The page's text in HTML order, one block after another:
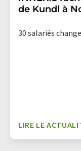
de Kundl à
30 salariés
LIRE LE